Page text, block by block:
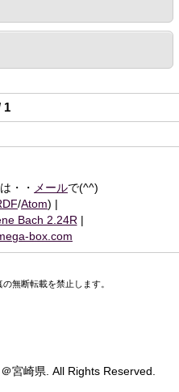
1
・・ メールで(^^)
/Atom)
Bach 2.24R
box.com
無断転載を禁止します。
宮崎県. All Rights Reserved.